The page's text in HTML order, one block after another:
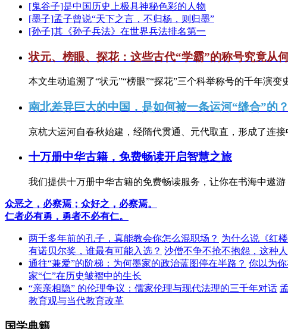
[鬼谷子]是中国历史上极具神秘色彩的人物
[墨子]孟子曾说“天下之言，不归杨，则归墨”
[孙子]其《孙子兵法》在世界兵法排名第一
状元、榜眼、探花：这些古代“学霸”的称号究竟从
本文生动追溯了“状元”“榜眼”“探花”三个科举称号的千年演变
南北差异巨大的中国，是如何被一条运河“缝合”的？
京杭大运河自春秋始建，经隋代贯通、元代取直，形成了连
十万册中华古籍，免费畅读开启智慧之旅
我们提供十万册中华古籍的免费畅读服务，让你在书海中遨
众恶之，必察焉；众好之，必察焉。
仁者必有勇，勇者不必有仁。
两千多年前的孔子，真能教会你怎么混职场？ 为什么说《红
有诺贝尔奖，谁最有可能入选？ 沙僧不争不抢不抱怨，这种
通往“兼爱”的阶梯：为何墨家的政治蓝图停在半路？ 你以为
家“仁”在历史皱褶中的生长
“亲亲相隐” 的伦理争议：儒家伦理与现代法理的三千年对话
教育观与当代教育改革
国学典籍